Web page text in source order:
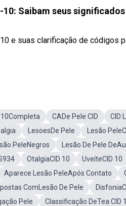
10: Saibam seus
e suas clarificação de códigos
10Completa CADe Pele CID CID
LesoesDe Pele Lesão
PeleNegros Lesão De Pele
OtalgiaCID 10 UveíteCID 10
Aparece Lesão PeleApós Contato
ComLesão De Pele
Pele Classificação DeTea CID